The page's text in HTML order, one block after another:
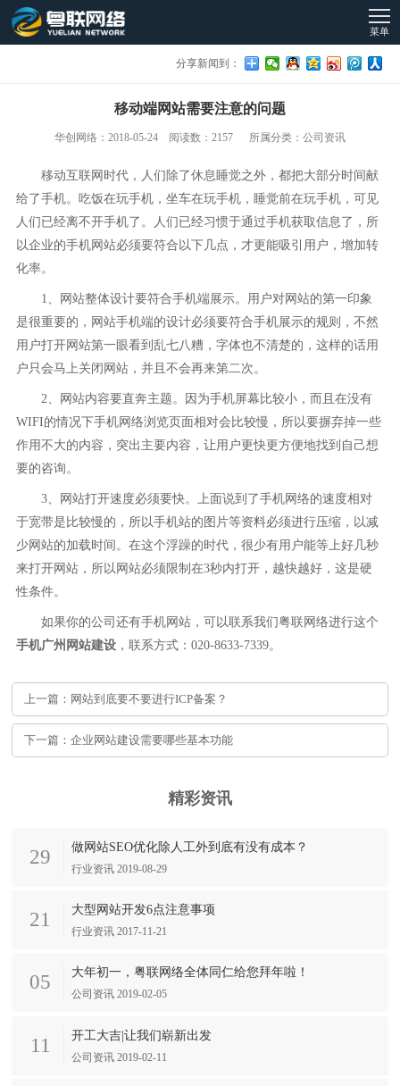
菜单
分享新闻到：
移动端网站需要注意的问题
华创网络：2018-05-24 阅读数：2157 所属分类：公司资讯
移动互联网时代，人们除了休息睡觉之外，都把大部分时间献
给了手机。吃饭在玩手机，坐车在玩手机，睡觉前在玩手机，可见
人们已经离不开手机了。人们已经习惯于通过手机获取信息了，所
以企业的手机网站必须要符合以下几点，才更能吸引用户，增加转
化率。
1、网站整体设计要符合手机端展示。用户对网站的第一印象
是很重要的，网站手机端的设计必须要符合手机展示的规则，不然
用户打开网站第一眼看到乱七八糟，字体也不清楚的，这样的话用
户只会马上关闭网站，并且不会再来第二次。
2、网站内容要直奔主题。因为手机屏幕比较小，而且在没有
WIFI的情况下手机网络浏览页面相对会比较慢，所以要摒弃掉一些
作用不大的内容，突出主要内容，让用户更快更方便地找到自己想
要的咨询。
3、网站打开速度必须要快。上面说到了手机网络的速度相对
于宽带是比较慢的，所以手机站的图片等资料必须进行压缩，以减
少网站的加载时间。在这个浮躁的时代，很少有用户能等上好几秒
来打开网站，所以网站必须限制在3秒内打开，越快越好，这是硬
性条件。
如果你的公司还有手机网站，可以联系我们粤联网络进行这个
手机广州网站建设 ，联系方式：020-8633-7339。
上一篇：网站到底要不要进行ICP备案？
下一篇：企业网站建设需要哪些基本功能
精彩资讯
29 做网站SEO优化除人工外到底有没有成本？
行业资讯 2019-08-29
21 大型网站开发6点注意事项
行业资讯 2017-11-21
05 大年初一，粤联网络全体同仁给您拜年啦！
公司资讯 2019-02-05
11 开工大吉|让我们崭新出发
公司资讯 2019-02-11